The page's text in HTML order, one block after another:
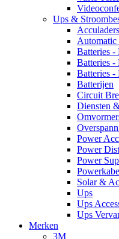
Ups &
Acculaders
Automatic
Batteries
Batteries -
Batteries -
Batterijen
Circuit
Diensten
Power
Power
Power
Solar &
Ups
Ups
Ups
Merken
3M